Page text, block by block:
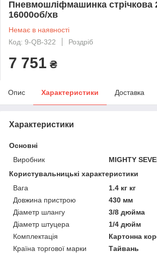
Пневмошліфмашинка стрічкова
16000об/хв
Немає в наявності
Код: 9-QB-322
Роздріб
7 751 ₴
Опис Характеристики Доставка
Характеристики
Основні
Виробник
MIGHTY
Користувальницькі характеристики
Вага
1.4 кг кг
Довжина пристрою
430 мм
Діаметр шлангу
3/8 дюйма
Діаметр штуцера
1/4 дюйм
Комплектація
Картонна
Країна торгової марки
Тайвань